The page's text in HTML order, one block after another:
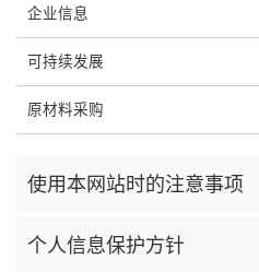
企业信息
可持续发展
原材料采购
使用本网站时的注意事项
个人信息保护方针